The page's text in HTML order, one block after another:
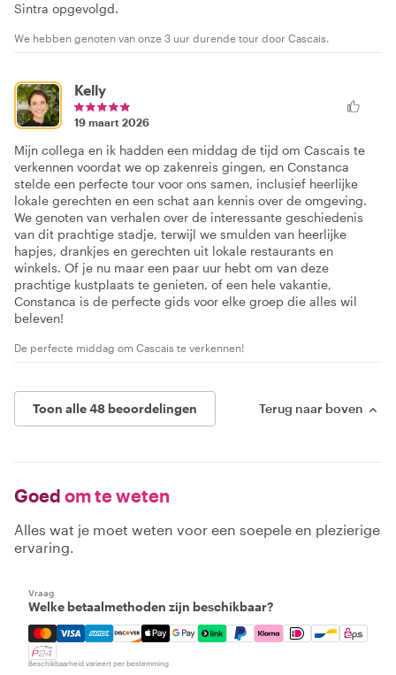
Sintra opgevolgd.
We hebben genoten van onze 3 uur durende tour door Cascais.
Kelly
19 maart 2026
Mijn collega en ik hadden een middag de tijd om Cascais te
verkennen voordat we op zakenreis gingen, en Constanca
stelde een perfecte tour voor ons samen, inclusief heerlijke
lokale gerechten en een schat aan kennis over de omgeving.
We genoten van verhalen over de interessante geschiedenis
van dit prachtige stadje, terwijl we smulden van heerlijke
hapjes, drankjes en gerechten uit lokale restaurants en
winkels. Of je nu maar een paar uur hebt om van deze
prachtige kustplaats te genieten, of een hele vakantie,
Constanca is de perfecte gids voor elke groep die alles wil
beleven!
De perfecte middag om Cascais te verkennen!
Toon alle 48 beoordelingen Terug naar boven
Goed om te weten
Alles wat je moet weten voor een soepele en plezierige
ervaring.
Vraag
Welke betaalmethoden zijn beschikbaar?
Mastercard, Visa, Amex, Discover, Apple Pay, Google
Beschikbaarheid varieert per bestemming